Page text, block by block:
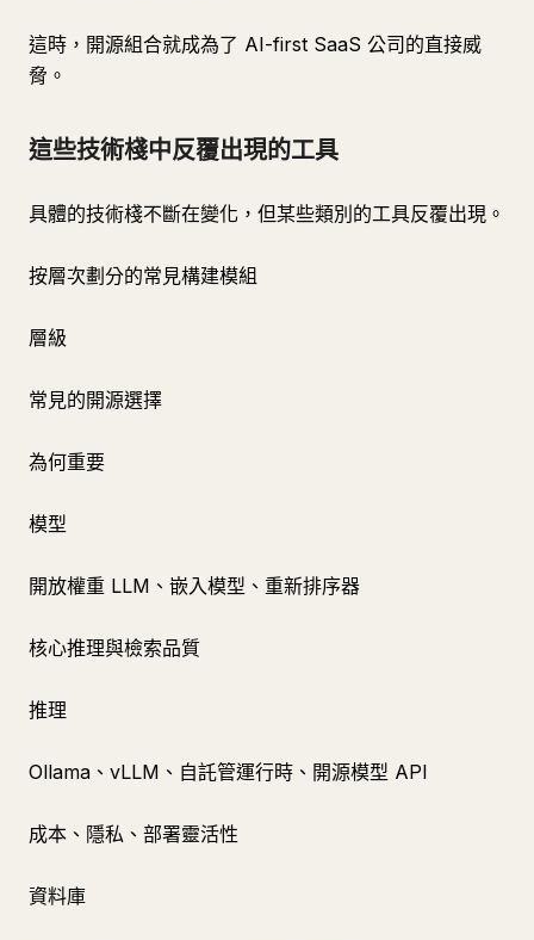
這時，開源組合就成為了 AI-first SaaS 公司的直接威
脅。
這些技術棧中反覆出現的工具
具體的技術棧不斷在變化，但某些類別的工具反覆出現。
按層次劃分的常見構建模組
層級
常見的開源選擇
為何重要
模型
開放權重 LLM、嵌入模型、重新排序器
核心推理與檢索品質
推理
Ollama、vLLM、自託管運行時、開源模型 API
成本、隱私、部署靈活性
資料庫